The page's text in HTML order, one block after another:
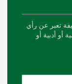
تعبر عن رأي
أو أدبية أو